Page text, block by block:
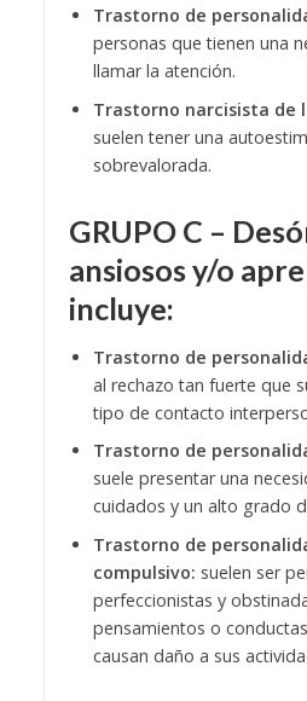
Trastorno de
personas que tienen una
llamar la atención.
Trastorno narcisista de
suelen tener una
sobrevalorada.
GRUPO C –
ansiosos y/o
incluye:
Trastorno de
al rechazo tan fuerte que
tipo de contacto
Trastorno de
suele presentar una
cuidados y un alto grado
Trastorno de
compulsivo: suelen ser
perfeccionistas y
pensamientos o
causan daño a sus